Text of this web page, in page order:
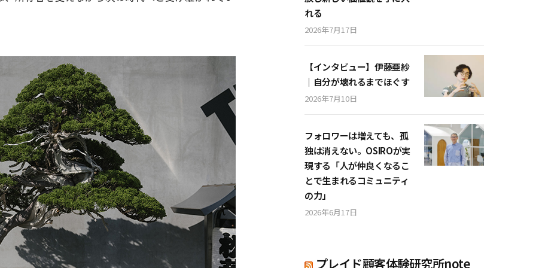
れる
2026年7月17日
【インタビュー】伊藤亜紗
｜自分が壊れるまでほぐす
2026年7月10日
フォロワーは増えても、孤
独は消えない。OSIROが実
現する「人が仲良くなるこ
とで生まれるコミュニティ
の力」
2026年6月17日
プレイド顧客体験研究所note